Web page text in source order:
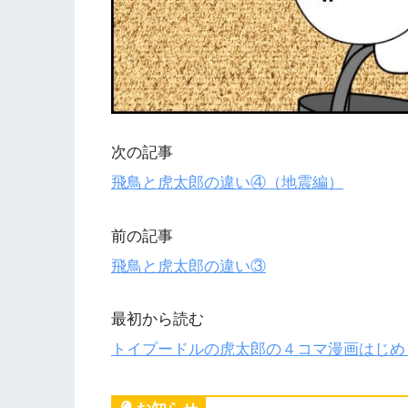
次の記事
飛鳥と虎太郎の違い④（地震編）
前の記事
飛鳥と虎太郎の違い③
最初から読む
トイプードルの虎太郎の４コマ漫画はじ